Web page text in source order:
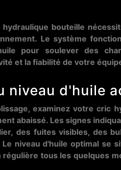
bouteille
Le système
pour soulever des
et la fiabilité de votre
niveau d'huile
examinez votre cric
abaissé. Les signes
des fuites visibles, des
niveau d'huile optimal se
tous les quelques